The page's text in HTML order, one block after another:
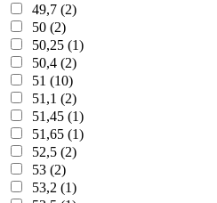
49,7 (2)
50 (2)
50,25 (1)
50,4 (2)
51 (10)
51,1 (2)
51,45 (1)
51,65 (1)
52,5 (2)
53 (2)
53,2 (1)